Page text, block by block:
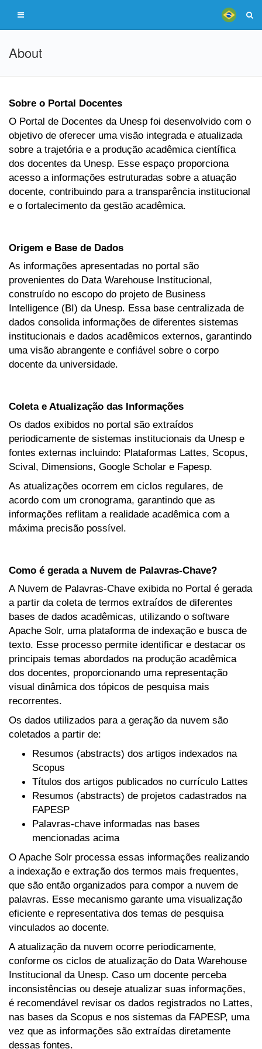
About
Sobre o Portal Docentes
O Portal de Docentes da Unesp foi desenvolvido com o
objetivo de oferecer uma visão integrada e atualizada
sobre a trajetória e a produção acadêmica científica
dos docentes da Unesp. Esse espaço proporciona
acesso a informações estruturadas sobre a atuação
docente, contribuindo para a transparência institucional
e o fortalecimento da gestão acadêmica.
Origem e Base de Dados
As informações apresentadas no portal são
provenientes do Data Warehouse Institucional,
construído no escopo do projeto de Business
Intelligence (BI) da Unesp. Essa base centralizada de
dados consolida informações de diferentes sistemas
institucionais e dados acadêmicos externos, garantindo
uma visão abrangente e confiável sobre o corpo
docente da universidade.
Coleta e Atualização das Informações
Os dados exibidos no portal são extraídos
periodicamente de sistemas institucionais da Unesp e
fontes externas incluindo: Plataformas Lattes, Scopus,
Scival, Dimensions, Google Scholar e Fapesp.
As atualizações ocorrem em ciclos regulares, de
acordo com um cronograma, garantindo que as
informações reflitam a realidade acadêmica com a
máxima precisão possível.
Como é gerada a Nuvem de Palavras-Chave?
A Nuvem de Palavras-Chave exibida no Portal é gerada
a partir da coleta de termos extraídos de diferentes
bases de dados acadêmicas, utilizando o software
Apache Solr, uma plataforma de indexação e busca de
texto. Esse processo permite identificar e destacar os
principais temas abordados na produção acadêmica
dos docentes, proporcionando uma representação
visual dinâmica dos tópicos de pesquisa mais
recorrentes.
Os dados utilizados para a geração da nuvem são
coletados a partir de:
Resumos (abstracts) dos artigos indexados na
Scopus
Títulos dos artigos publicados no currículo Lattes
Resumos (abstracts) de projetos cadastrados na
FAPESP
Palavras-chave informadas nas bases
mencionadas acima
O Apache Solr processa essas informações realizando
a indexação e extração dos termos mais frequentes,
que são então organizados para compor a nuvem de
palavras. Esse mecanismo garante uma visualização
eficiente e representativa dos temas de pesquisa
vinculados ao docente.
A atualização da nuvem ocorre periodicamente,
conforme os ciclos de atualização do Data Warehouse
Institucional da Unesp. Caso um docente perceba
inconsistências ou deseje atualizar suas informações,
é recomendável revisar os dados registrados no Lattes,
nas bases da Scopus e nos sistemas da FAPESP, uma
vez que as informações são extraídas diretamente
dessas fontes.